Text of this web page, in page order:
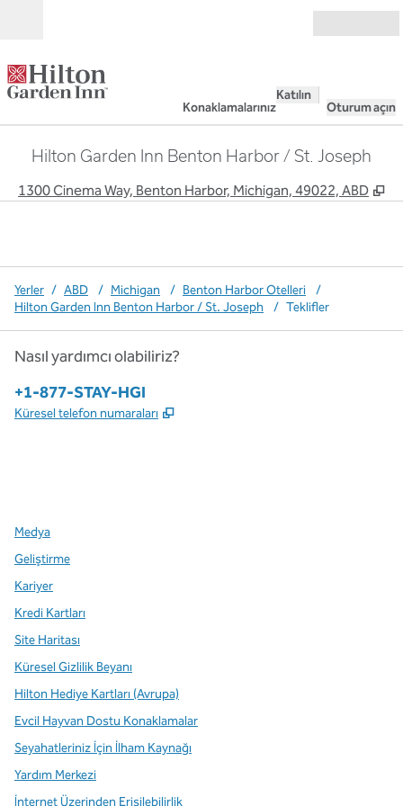
Konaklamalarınız
Katılın
Oturum açın
Hilton Garden Inn Benton Harbor / St. Joseph
1300 Cinema Way, Benton Harbor, Michigan, 49022, ABD ,
Yerler / ABD / Michigan / Benton Harbor Otelleri
/
Hilton Garden Inn Benton Harbor / St. Joseph
/ Teklifler
Nasıl yardımcı olabiliriz?
Telefon:
+1-877-STAY-HGI
Küresel telefon numaraları ,
Medya
Geliştirme
Kariyer
Kredi Kartları
Site Haritası
Küresel Gizlilik Beyanı
Hilton Hediye Kartları (Avrupa)
Evcil Hayvan Dostu Konaklamalar
Seyahatleriniz İçin İlham Kaynağı
Yardım Merkezi
İnternet Üzerinden Erişilebilirlik